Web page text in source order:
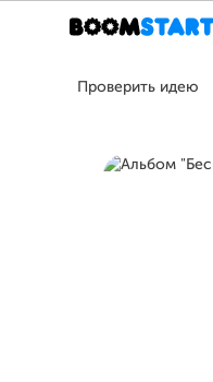
Проверить идею